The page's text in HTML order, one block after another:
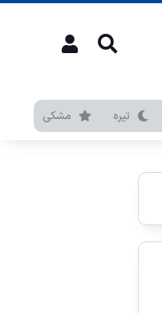
تیره مشکی